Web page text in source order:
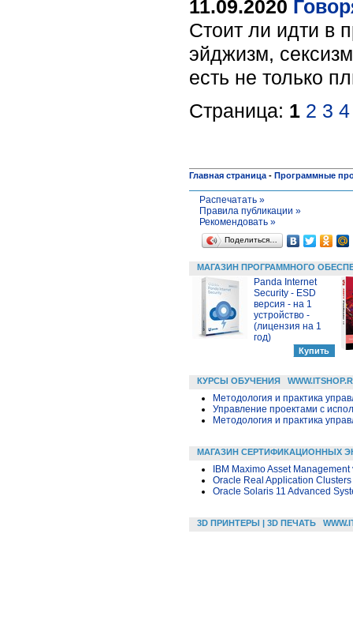
11.09.2020
Стоит ли идти в
эйджизм,
есть не только
Страница: 1 2 3 4
Главная страница - Программные
Распечатать »
Правила публикации »
Рекомендовать »
Поделиться…
МАГАЗИН ПРОГРАММНОГО
Panda Internet
Security - ESD
версия - на 1
устройство -
(лицензия на 1
год)
КУРСЫ ОБУЧЕНИЯ
Методология и практика
Управление проектами с
Методология и практика
МАГАЗИН СЕРТИФИКАЦИОННЫХ
IBM Maximo Asset
Oracle Real Application
Oracle Solaris 11 Advanced
3D ПРИНТЕРЫ | 3D ПЕЧАТЬ